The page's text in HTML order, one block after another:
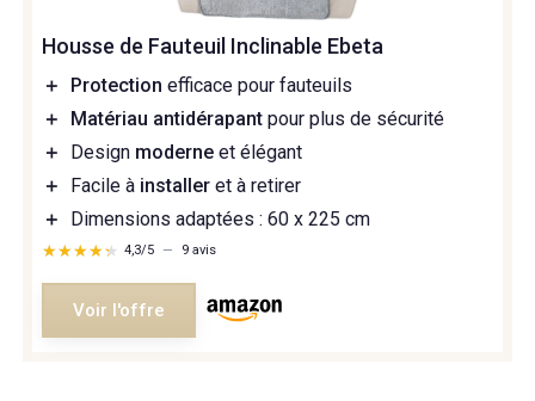
Housse de Fauteuil Inclinable Ebeta
＋ Protection efficace pour fauteuils
＋
Matériau antidérapant pour plus de sécurité
＋
Design moderne et élégant
＋
Facile à installer et à retirer
＋
Dimensions adaptées : 60 x 225 cm
★★★★★
★★★★★ 4,3/5 — 9 avis
Voir l'offre